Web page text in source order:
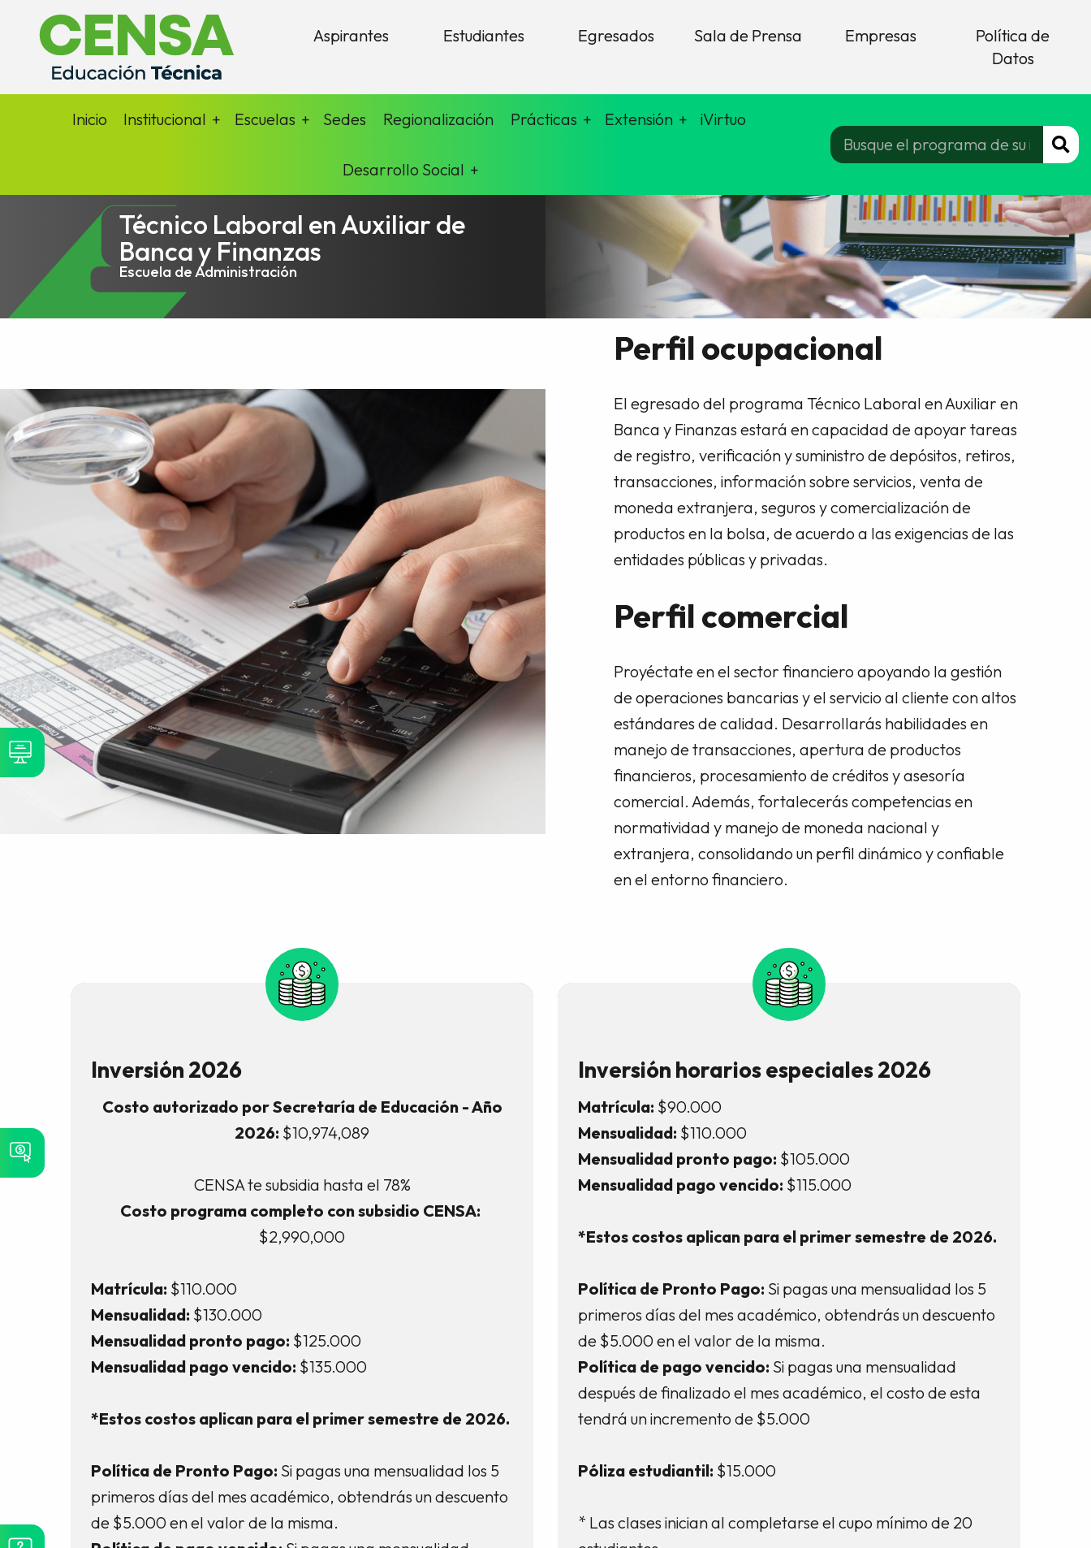
Aspirantes Estudiantes Egresados Sala de Prensa Empresas
Política de
Datos
Inicio Institucional Escuelas Sedes Regionalización Prácticas Extensión iVirtuo
Desarrollo Social
Técnico Laboral en Auxiliar de
Banca y Finanzas
Escuela de Administración
Perfil ocupacional
El egresado del programa Técnico Laboral en Auxiliar en
Banca y Finanzas estará en capacidad de apoyar tareas
de registro, verificación y suministro de depósitos, retiros,
transacciones, información sobre servicios, venta de
moneda extranjera, seguros y comercialización de
productos en la bolsa, de acuerdo a las exigencias de las
entidades públicas y privadas.
Perfil comercial
Proyéctate en el sector financiero apoyando la gestión
de operaciones bancarias y el servicio al cliente con altos
estándares de calidad. Desarrollarás habilidades en
manejo de transacciones, apertura de productos
financieros, procesamiento de créditos y asesoría
comercial. Además, fortalecerás competencias en
normatividad y manejo de moneda nacional y
extranjera, consolidando un perfil dinámico y confiable
en el entorno financiero.
Inversión 2026
Costo autorizado por Secretaría de Educación - Año
2026: $10,974,089
CENSA te subsidia hasta el 78%
Costo programa completo con subsidio CENSA:
$2,990,000
Matrícula: $110.000
Mensualidad: $130.000
Mensualidad pronto pago: $125.000
Mensualidad pago vencido: $135.000
*Estos costos aplican para el primer semestre de 2026.
Política de Pronto Pago: Si pagas una mensualidad los 5
primeros días del mes académico, obtendrás un descuento
de $5.000 en el valor de la misma.
Inversión horarios especiales 2026
Matrícula: $90.000
Mensualidad: $110.000
Mensualidad pronto pago: $105.000
Mensualidad pago vencido: $115.000
*Estos costos aplican para el primer semestre de 2026.
Política de Pronto Pago: Si pagas una mensualidad los 5
primeros días del mes académico, obtendrás un descuento
de $5.000 en el valor de la misma.
Política de pago vencido: Si pagas una mensualidad
después de finalizado el mes académico, el costo de esta
tendrá un incremento de $5.000
Póliza estudiantil: $15.000
* Las clases inician al completarse el cupo mínimo de 20